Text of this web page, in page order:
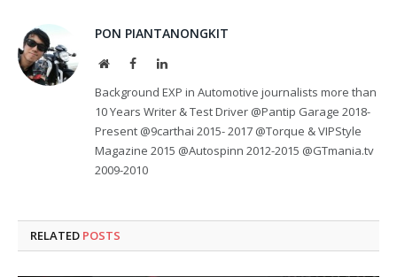
PON PIANTANONGKIT
WebsiteFacebookLinkedIn
Background EXP in Automotive journalists more than
10 Years Writer & Test Driver @Pantip Garage 2018-
Present @9carthai 2015- 2017 @Torque & VIPStyle
Magazine 2015 @Autospinn 2012-2015 @GTmania.tv
2009-2010
RELATED POSTS